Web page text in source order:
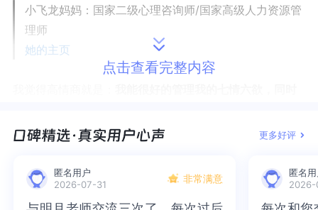
小飞龙妈妈： 国家二级心理咨询师/国家高级人力资源管
理师
她的主页
承认人有七情六欲
我有我的，你有你的
点击查看完整内容
更多好评
匿名用户
2026-07-31
非常满意
匿名
2026-